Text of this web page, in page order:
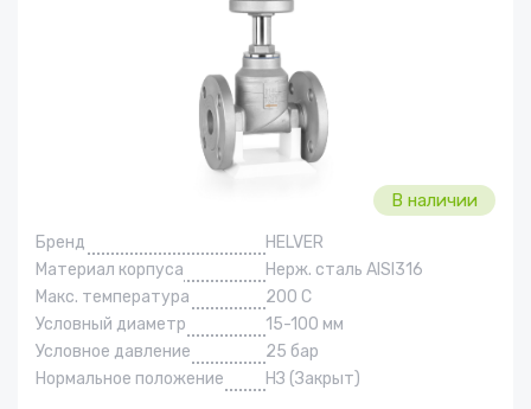
В наличии
Бренд
HELVER
Материал корпуса
Нерж. сталь AISI316
Макс. температура
200 С
Условный диаметр
15-100 мм
Условное давление
25 бар
Нормальное положение
НЗ (Закрыт)